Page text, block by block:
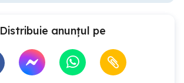
Distribuie anunțul pe